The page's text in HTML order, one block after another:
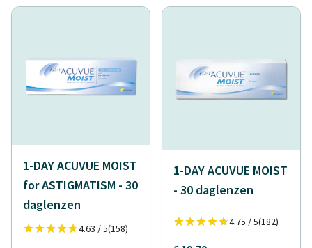
1-DAY ACUVUE MOIST
for ASTIGMATISM - 30
daglenzen
4.63 / 5(158)
1-DAY ACUVUE MOIST
- 30 daglenzen
4.75 / 5(182)